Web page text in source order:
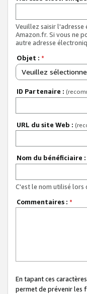
Veuillez saisir l'adresse
Amazon.fr. Si vous ne
autre adresse
Objet : *
Veuillez
ID Partenaire :
URL du site Web :
Nom du bénéficiaire :
C'est le nom utilisé lors
Commentaires : *
En tapant ces
permet de prévenir les